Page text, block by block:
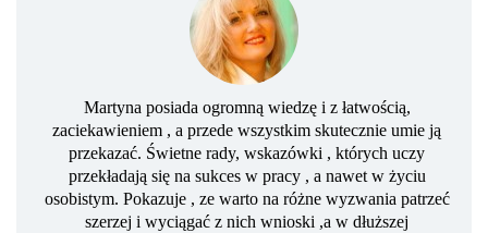
Martyna posiada ogromną wiedzę i z łatwością,
zaciekawieniem , a przede wszystkim skutecznie umie ją
przekazać. Świetne rady, wskazówki , których uczy
przekładają się na sukces w pracy , a nawet w życiu
osobistym. Pokazuje , ze warto na różne wyzwania patrzeć
szerzej i wyciągać z nich wnioski ,a w dłuższej